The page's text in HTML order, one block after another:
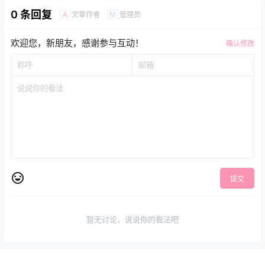
0 条回复 A 文章作者 M 管理员
欢迎您，新朋友，感谢参与互动！ 确认修改
提交
暂无讨论，说说你的看法吧